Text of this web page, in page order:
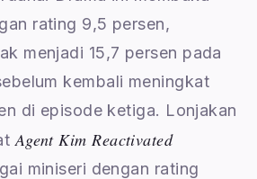
rating 9,5 persen,
menjadi 15,7 persen pada
kembali meningkat
di episode ketiga. Lonjakan
Agent Kim Reactivated
miniseri dengan rating